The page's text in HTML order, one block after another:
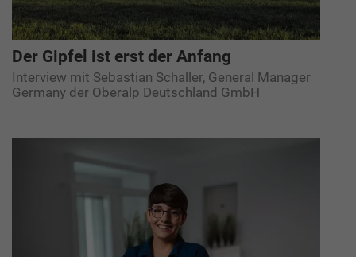
Der Gipfel ist erst der Anfang
Interview mit Sebastian Schaller, General Manager
Germany der Oberalp Deutschland GmbH